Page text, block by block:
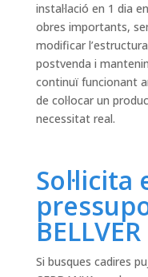
instal·lació en 1 dia
obres importants,
modificar
postvenda i
continuï funcionant
de col·locar un
necessitat real.
Sol·licita
Si busques cadires